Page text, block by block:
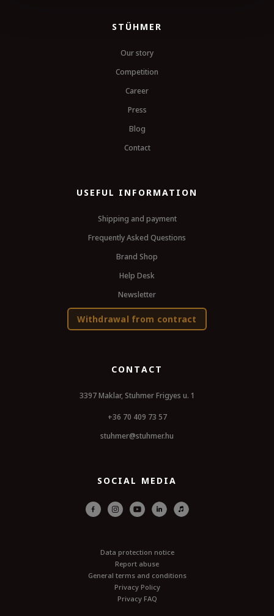
STÜHMER
Our story
Competition
Career
Press
Blog
Contact
USEFUL INFORMATION
Shipping and payment
Frequently Asked Questions
Brand Shop
Help Desk
Newsletter
Withdrawal from contract
CONTACT
3397 Maklar, Stuhmer Frigyes u. 1
+36 70 409 73 57
stuhmer@stuhmer.hu
SOCIAL MEDIA
Data protection notice
Report abuse
General terms and conditions
Privacy Policy
Privacy FAQ